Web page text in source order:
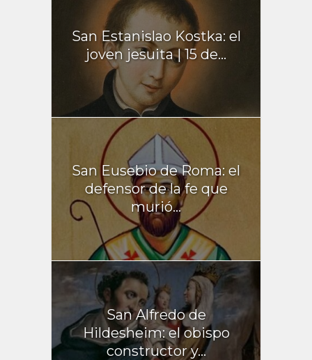
San Estanislao Kostka: el
joven jesuita | 15 de...
San Eusebio de Roma: el
defensor de la fe que
murió...
San Alfredo de
Hildesheim: el obispo
constructor y...